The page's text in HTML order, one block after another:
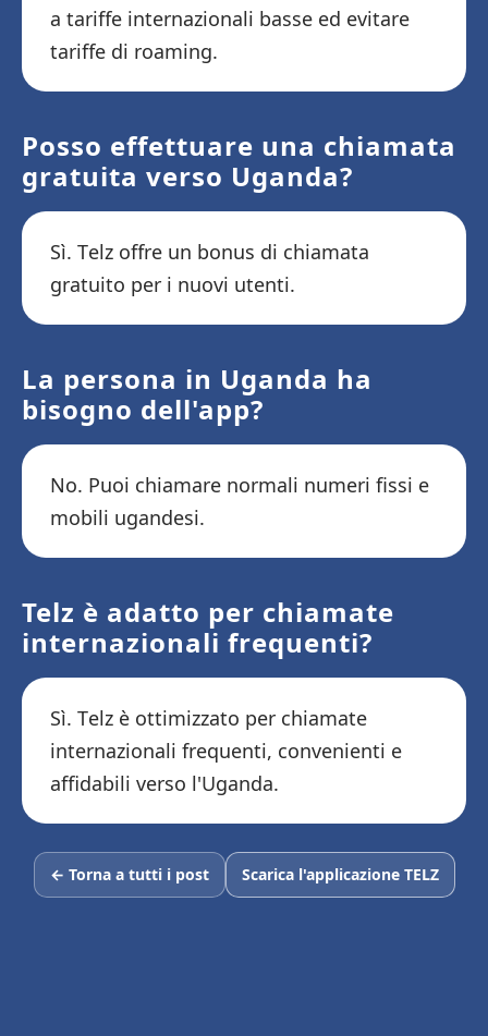
a tariffe internazionali basse ed evitare
tariffe di roaming.
Posso effettuare una chiamata
gratuita verso Uganda?
Sì. Telz offre un bonus di chiamata
gratuito per i nuovi utenti.
La persona in Uganda ha
bisogno dell'app?
No. Puoi chiamare normali numeri fissi e
mobili ugandesi.
Telz è adatto per chiamate
internazionali frequenti?
Sì. Telz è ottimizzato per chiamate
internazionali frequenti, convenienti e
affidabili verso l'Uganda.
← Torna a tutti i post Scarica l'applicazione TELZ